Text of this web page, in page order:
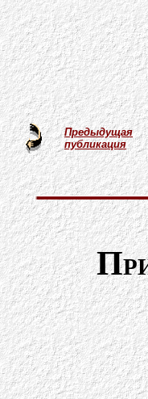
Предыдущая
публикация